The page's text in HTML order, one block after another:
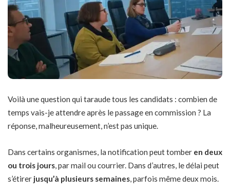
Voilà une question qui taraude tous les candidats : combien de
temps vais-je attendre après le passage en commission ? La
réponse, malheureusement, n’est pas unique.
Dans certains organismes, la notification peut tomber en deux
ou trois jours, par mail ou courrier. Dans d’autres, le délai peut
s’étirer jusqu’à plusieurs semaines, parfois même deux mois.